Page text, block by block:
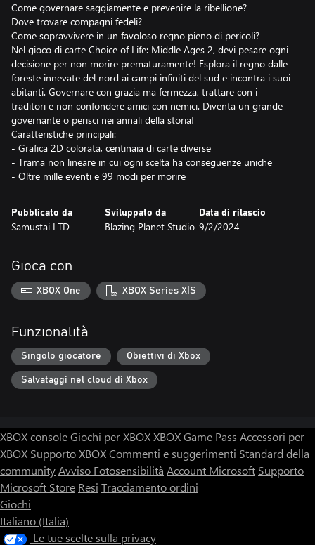
Come governare saggiamente e prevenire la ribellione?
Dove trovare compagni fedeli?
Come sopravvivere in un favoloso regno pieno di pericoli?
Nel gioco di carte Choice of Life: Middle Ages 2, devi pesare ogni
decisione per non morire prematuramente! Esplora il regno dalle
foreste innevate del nord ai campi infiniti del sud e incontra i suoi
abitanti. Governare con grazia ma fermezza, trattare con i
traditori e non confondere amici con nemici. Diventa un grande
governante o perisci nei annali della storia!
Caratteristiche principali:
- Grafica 2D colorata, centinaia di carte diverse
- Trama non lineare in cui ogni scelta ha conseguenze uniche
- Oltre mille eventi e 99 modi per morire
Pubblicato da
Samustai LTD
Sviluppato da
Blazing Planet Studio
Data di rilascio
9/2/2024
Gioca con
XBOX One XBOX Series X|S
Funzionalità
Singolo giocatore Obiettivi di Xbox
Salvataggi nel cloud di Xbox
XBOX consoleGiochi per XBOXXBOX Game Pass Accessori per
XBOX Supporto XBOXCommenti e suggerimenti Standard della
communityAvviso Fotosensibilità Account Microsoft Supporto
Microsoft Store Resi Tracciamento ordini
Giochi
Italiano (Italia)
Le tue scelte sulla privacy